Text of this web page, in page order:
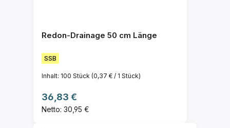
Redon-Drainage 50 cm Länge
SSB
Inhalt: 100 Stück (0,37 € / 1 Stück)
Regulärer Preis:
36,83 €
Netto: 30,95 €